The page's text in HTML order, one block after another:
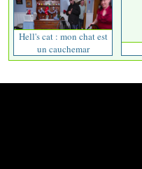
Hell's cat : mon chat est
un cauchemar